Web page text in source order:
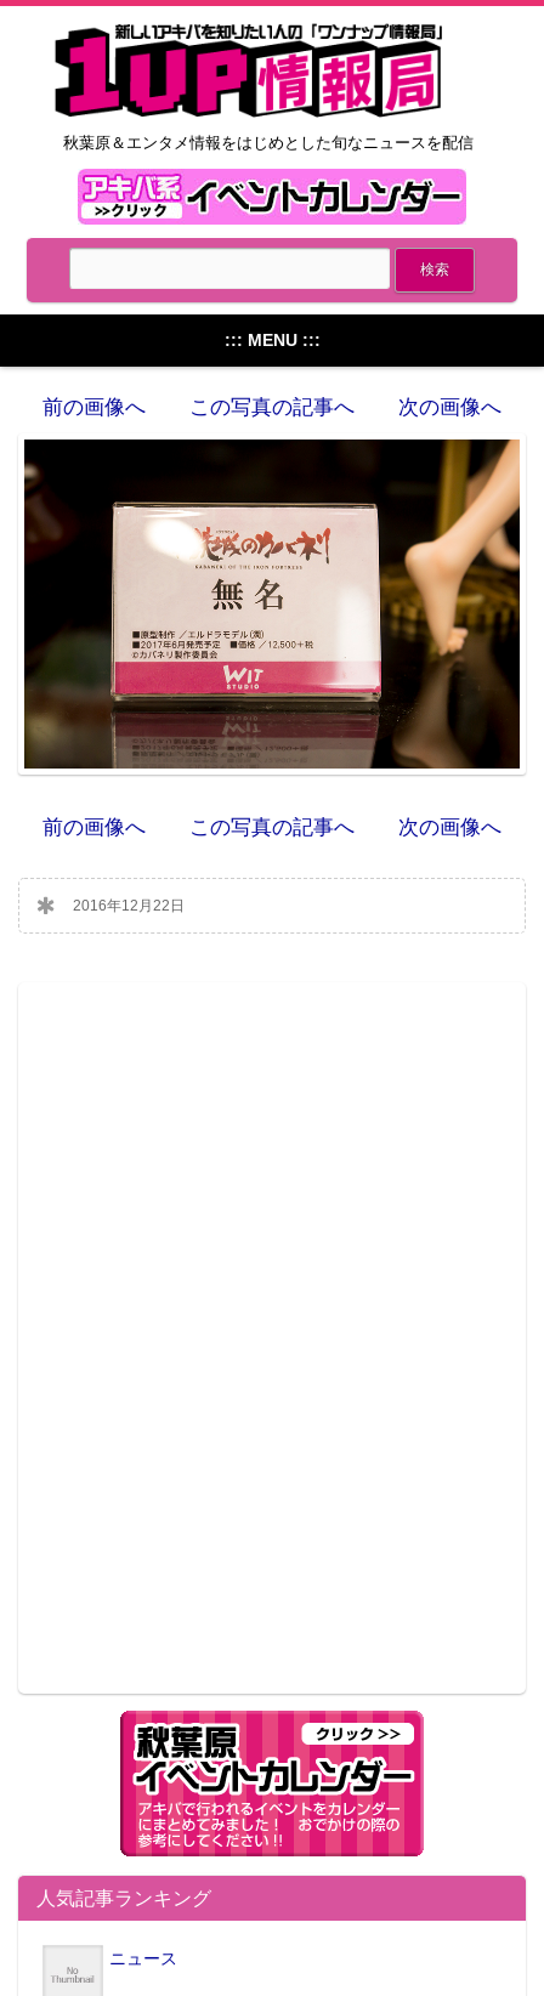
秋葉原＆エンタメ情報をはじめとした旬なニュースを配信
::: MENU :::
前の画像へ この写真の記事へ 次の画像へ
前の画像へ この写真の記事へ 次の画像へ
2016年12月22日
人気記事ランキング
ニュース